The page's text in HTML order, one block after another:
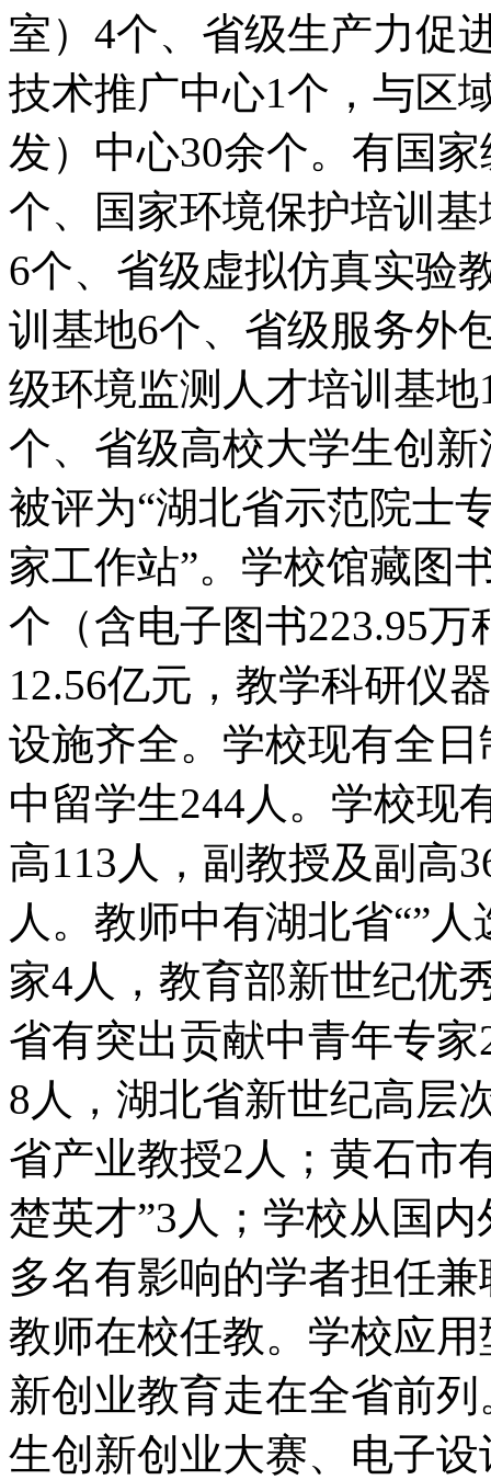
室）4个、省级生产力促
技术推广中心1个，与区
发）中心30余个。有国
个、国家环境保护培训
6个、省级虚拟仿真实验
训基地6个、省级服务外
级环境监测人才培训基
个、省级高校大学生创
被评为“湖北省示范院士
家工作站”。学校馆藏图
个（含电子图书223.95
12.56亿元，教学科研仪
设施齐全。学校现有全
中留学生244人。学校现
高113人，副教授及副高
人。教师中有湖北省“”
家4人，教育部新世纪优
省有突出贡献中青年专
8人，湖北省新世纪高层
省产业教授2人；黄石市
楚英才”3人；学校从国
多名有影响的学者担任
教师在校任教。学校应
新创业教育走在全省前
生创新创业大赛、电子